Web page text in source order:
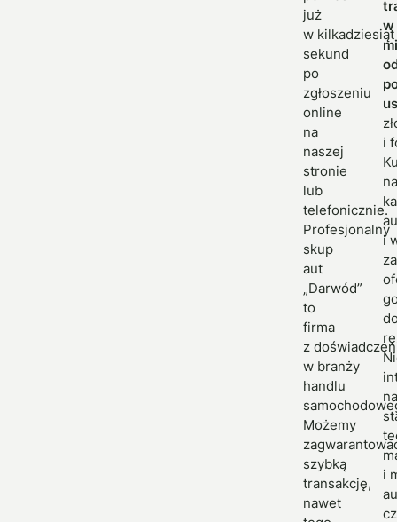
już
w kilkadziesiąt
sekund
po
zgłoszeniu
online
na
naszej
stronie
lub
telefonicznie.
Profesjonalny
skup
aut
„Darwód”
to
firma
z
w branży
handlu
Możemy
szybką
transakcję,
nawet
w
i
i
i